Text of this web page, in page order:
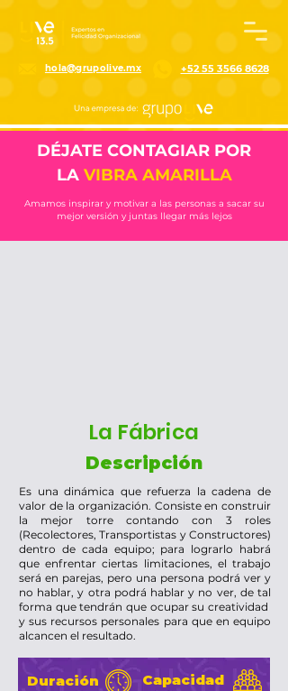
G-3JQG0EB38E
hola@grupolive.mx +52 55 3566 8628
DÉJATE CONTAGIAR POR
LA VIBRA AMARILLA
Amamos inspirar y motivar a las personas a sacar su
mejor versión y juntas llegar más lejos
La Fábrica
Descripción
Es una dinámica que refuerza la cadena de
valor de la organización. Consiste en construir
la mejor torre contando con 3 roles
(Recolectores, Transportistas y Constructores)
dentro de cada equipo; para lograrlo habrá
que enfrentar ciertas limitaciones, el trabajo
será en parejas, pero una persona podrá ver y
no hablar, y otra podrá hablar y no ver, de tal
forma que tendrán que ocupar su creatividad
y sus recursos personales para que en equipo
alcancen el resultado.
Capacidad
Duración